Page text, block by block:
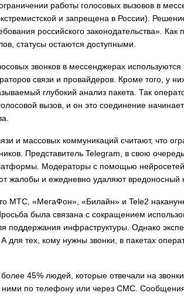
работы голосовых вызовов в
и запрещена в России).
российского законодательства». Как
статусы остаются доступными.
звонков в мессенджерах используются
связи и провайдеров. Кроме того, у
глубокий анализ пакета. Так
вызов, и он это соединение
и массовых коммуникаций считают, что
Представитель Telegram, в свою
Модераторы с помощью
жалобы и ежедневно удаляют вредоносный
МТС, «МегаФон», «Билайн» и Tele2
была связана с сокращением
поддержания инфраструктуры. Однако
тех, кому нужны звонки, в пакетах
45% людей, которые отвечали на
ними по телефону или через СМС.